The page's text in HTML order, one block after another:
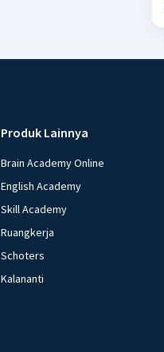
Produk Lainnya
Brain Academy Online
English Academy
Skill Academy
Ruangkerja
Schoters
Kalananti